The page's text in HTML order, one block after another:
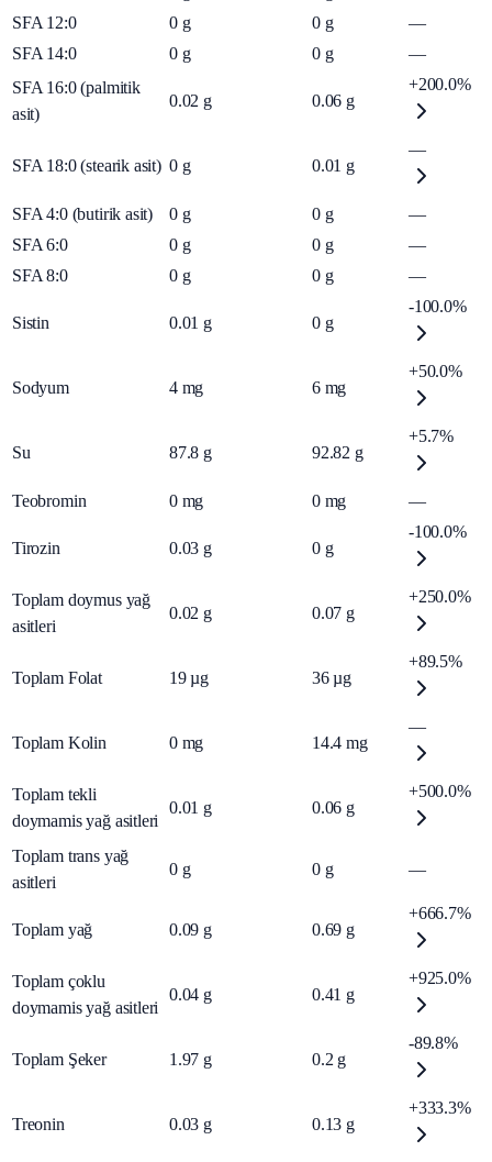
SFA 12:0
0 g 0 g
—
SFA 14:0
0 g 0 g
—
SFA 16:0 (palmitik
asit)
0.02 g 0.06 g
+200.0%
SFA 18:0 (stearik asit) 0 g 0.01 g
—
SFA 4:0 (butirik asit) 0 g 0 g
—
SFA 6:0
0 g 0 g
—
SFA 8:0
0 g 0 g —
Sistin 0.01 g 0 g
-100.0%
Sodyum 4 mg 6 mg
+50.0%
Su 87.8 g 92.82 g
+5.7%
Teobromin 0 mg 0 mg —
Tirozin 0.03 g 0 g
-100.0%
Toplam doymus yağ
asitleri
0.02 g 0.07 g
+250.0%
Toplam Folat 19 µg 36 µg
+89.5%
Toplam Kolin 0 mg 14.4 mg
—
Toplam tekli
doymamis yağ asitleri
0.01 g 0.06 g
+500.0%
Toplam trans yağ
asitleri
0 g 0 g —
Toplam yağ 0.09 g 0.69 g
+666.7%
Toplam çoklu
doymamis yağ asitleri
0.04 g 0.41 g
+925.0%
Toplam Şeker 1.97 g 0.2 g
-89.8%
Treonin 0.03 g 0.13 g
+333.3%